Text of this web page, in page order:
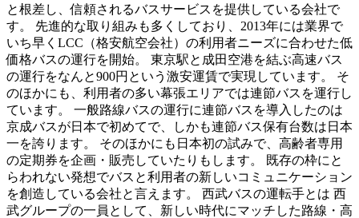
と根差し、信頼されるバスサービスを提供している会社で
す。 先進的な取り組みも多くしており、2013年には業界で
いち早くLCC（格安航空会社）の利用者ニーズに合わせた低
価格バスの運行を開始。 東京駅と成田空港を結ぶ高速バス
の運行をなんと900円という激安運賃で実現しています。 そ
のほかにも、利用者の多い幕張エリアでは連節バスを運行し
ています。 一般路線バスの運行に連節バスを導入したのは
京成バスが日本で初めてで、しかも連節バス保有台数は日本
一を誇ります。 そのほかにも日本初の試みで、高齢者専用
の定期券を企画・販売していたりもします。 既存の枠にと
らわれない発想でバスと利用者の新しいコミュニケーション
を創造している会社と言えます。 西武バスの運転手とは 西
武グループの一員として、新しい時代にマッチした路線・高